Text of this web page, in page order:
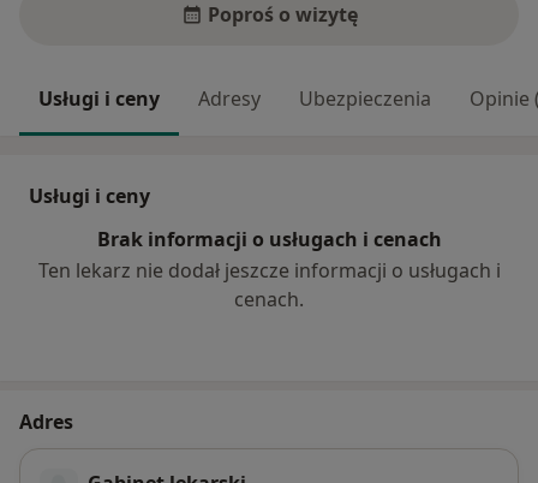
Poproś o wizytę
Usługi i ceny Adresy Ubezpieczenia Opinie
Usługi i ceny
Brak informacji o usługach i cenach
Ten lekarz nie dodał jeszcze informacji o usługach i
cenach.
Adres